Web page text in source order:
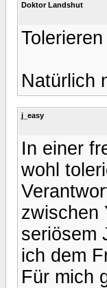
Doktor Landshut
Natürlich
j_easy
In einer
wohl
zwischen
seriösem
ich dem
Für mich